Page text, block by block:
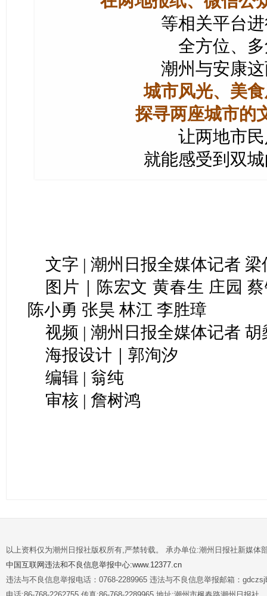
等相关平台
全方位、
潮州与安康
城市风光、美
探寻两座城市的
让两地市
就能感受到双
文字 | 潮州日报全媒体记者 梁
图片｜陈宏文 黄春生 庄园
陈小勇 张昊 林江 李胜璋
视频 | 潮州日报全媒体记者 胡
海报设计｜郭洵汐
编辑 | 翁纯
审核 | 詹树鸿
以上资料仅为潮州日报社版权所有,严禁转载。 承办单位:潮州日报社新媒体
中国互联网违法和不良信息举报中心:www.12377.cn
违法与不良信息举报电话：0768-2289965 违法与不良信息举报邮箱：